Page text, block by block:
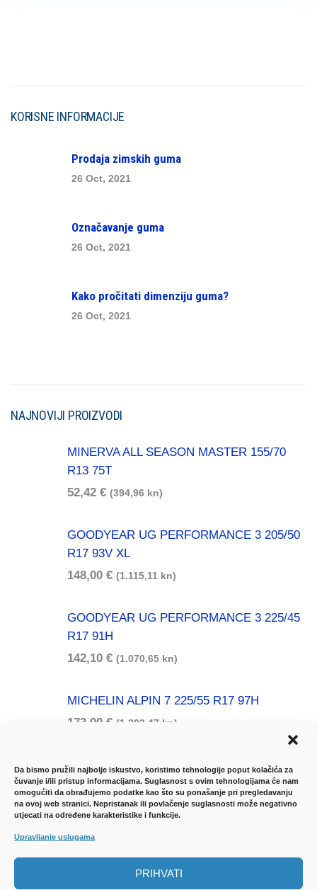
Da bismo pružili najbolje iskustvo, koristimo tehnologije poput kolačića za
čuvanje i/ili pristup informacijama. Suglasnost s ovim tehnologijama će nam
omogućiti da obrađujemo podatke kao što su ponašanje pri pregledavanju
na ovoj web stranici. Nepristanak ili povlačenje suglasnosti može negativno
utjecati na određene karakteristike i funkcije.
Upravljanje uslugama
PRIHVATI
KORISNE INFORMACIJE
Prodaja zimskih guma
26 Oct, 2021
Označavanje guma
26 Oct, 2021
Kako pročitati dimenziju guma?
26 Oct, 2021
NAJNOVIJI PROIZVODI
MINERVA ALL SEASON MASTER 155/70
R13 75T
52,42 € (394,96 kn)
GOODYEAR UG PERFORMANCE 3 205/50
R17 93V XL
148,00 € (1.115,11 kn)
GOODYEAR UG PERFORMANCE 3 225/45
R17 91H
142,10 € (1.070,65 kn)
MICHELIN ALPIN 7 225/55 R17 97H
173,00 € (1.303,47 kn)
UVJETI KORIŠTENJA
JAMSTVENI LIST-NAČINI PLAĆANJA-ZAŠTITA
PODATAKA